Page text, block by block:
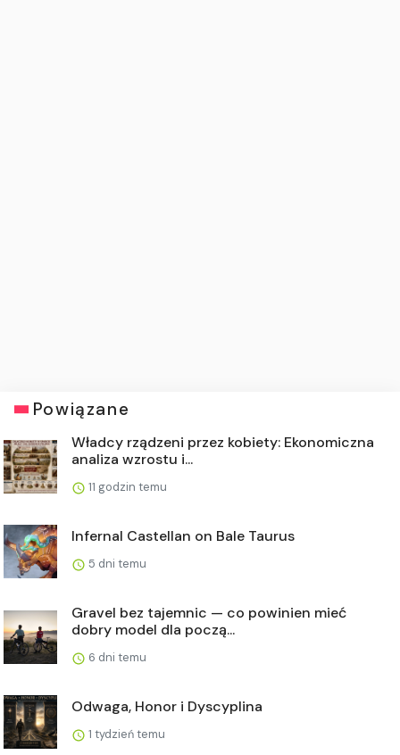
Powiązane
Władcy rządzeni przez kobiety: Ekonomiczna
analiza wzrostu i...
11 godzin temu
Infernal Castellan on Bale Taurus
5 dni temu
Gravel bez tajemnic — co powinien mieć
dobry model dla począ...
6 dni temu
Odwaga, Honor i Dyscyplina
1 tydzień temu